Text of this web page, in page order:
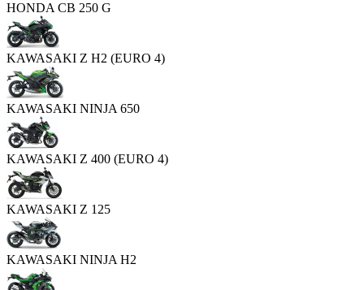
HONDA CB 250 G
KAWASAKI Z H2 (EURO 4)
KAWASAKI NINJA 650
KAWASAKI Z 400 (EURO 4)
KAWASAKI Z 125
KAWASAKI NINJA H2